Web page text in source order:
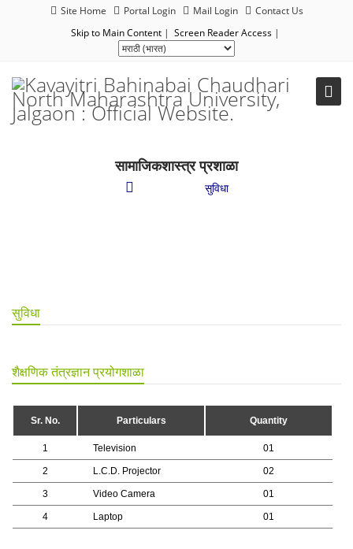
Site Home Portal Login Mail Login
Contact Us
Skip to Main Content | Screen Reader Access |
सामाजिकशास्त्र प्रशाळा
सुविधा
सुविधा
शैक्षणिक तंत्रज्ञान प्रयोगशाळा
Sr. No. Particulars Quantity
1 Television 01
2 L.C.D. Projector 02
3 Video Camera 01
4 Laptop 01